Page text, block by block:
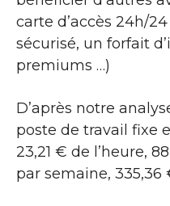
carte d’accès 24h/
sécurisé, un forfait
premiums …)
D’après notre
poste de travail fixe
23,21 € de l’heure,
par semaine, 335,36